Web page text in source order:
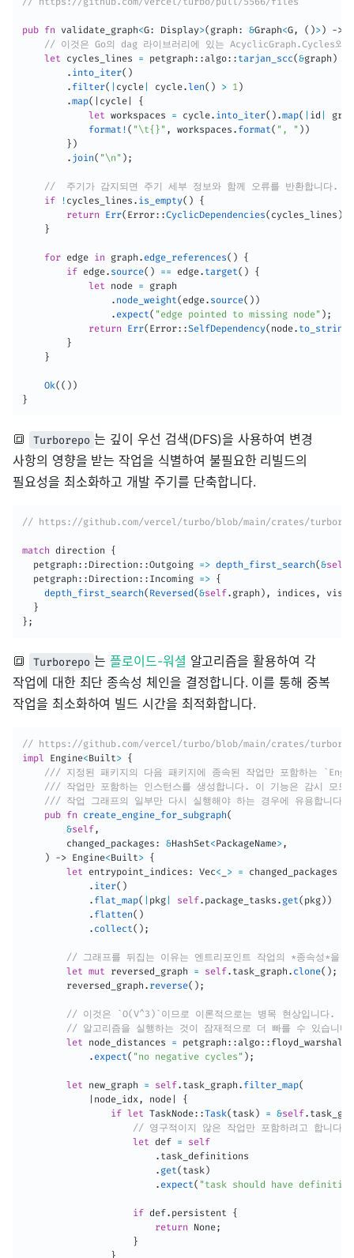
pub fn validate_graph<G: Display>( graph : &Graph<G, ( )>) ->
// 이것은 Go의 dag 라이브러리에 있는 AcyclicGraph.Cycles와
let cycles_lines = petgraph ::algo:: tarjan_scc(&graph )
. into_iter( )
. filter( | cycle | cycle.len( ) > 1 )
.map( | cycle |
{
let workspaces = cycle. into_iter( ) .map( | id |
format! ( "\t{}" , workspaces . format( ", " ) )
} )
. join( "\n" ) ;
//  주기가 감지되면 주기 세부 정보와 함께 오류를 반환합니다.
if
! cycles_lines . is_empty( )
{
return
Err( Error::CyclicDependencies( cycles_lines )
}
for edge in graph . edge_references( )
{
if edge. source( ) == edge. target( )
{
let node = graph
. node_weight( edge. source( ) )
. expect( "edge pointed to missing node" ) ;
return
Err( Error:: SelfDependency( node. to_string
}
}
Ok( ( ) )
}
🔳 Turborepo 는 깊이 우선 검색(DFS)을 사용하여 변경
사항의 영향을 받는 작업을 식별하여 불필요한 리빌드의
필요성을 최소화하고 개발 주기를 단축합니다.
// https://github.com/vercel/turbo/blob/main/crates/
match direction {
  petgraph
:: Direction ::Outgoing => depth_first_search(&self
  petgraph
:: Direction :: Incoming => {
depth_first_search( Reversed(&self. graph ) , indices ,
}
} ;
🔳 Turborepo 는플로이드-워셜 알고리즘을 활용하여 각
작업에 대한 최단 종속성 체인을 결정합니다. 이를 통해 중복
작업을 최소화하여 빌드 시간을 최적화합니다.
// https://github.com/vercel/turbo/blob/main/crates/
impl
Engine<Built> {
/// 지정된 패키지의 다음 패키지에 종속된 작업만 포함하는
/// 작업만 포함하는 인스턴스를 생성합니다. 이 기능은 감시 모드
/// 작업 그래프의 일부만 다시 실행해야 하는 경우에 유용합니다.
pub fn create_engine_for_subgraph(
&self,
        changed_packages
: &HashSet<PackageName>,
)
-> Engine<Built> {
let entrypoint_indices : Vec< > = changed_packages
. iter( )
. flat_map( | pkg | self. package_tasks . get( pkg) )
. flatten( )
. collect( ) ;
// 그래프를 뒤집는 이유는 엔트리포인트 작업의 *종속성*을
let mut reversed_graph = self. task_graph . clone( ) ;
        reversed_graph
. reverse( ) ;
// 이것은 `O(V^3)`이므로 이론적으로는 병목 현상입니다.
// 알고리즘을 실행하는 것이 잠재적으로 더 빠를 수 있습니다.
let node_distances = petgraph ::algo:: floyd_warshall
. expect( "no negative cycles" ) ;
let new_graph = self. task_graph . filter_map(
| node_idx , node |
{
if let TaskNode::Task( task ) = &self.
// 영구적이지 않은 작업만 포함하려고 합니다.
let def =
self
. task_definitions
. get( task )
. expect( "task should have
if def. persistent {
return None;
}
}